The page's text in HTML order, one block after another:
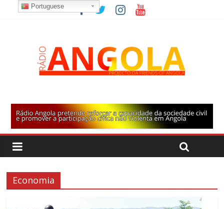
Economia
Portuguese